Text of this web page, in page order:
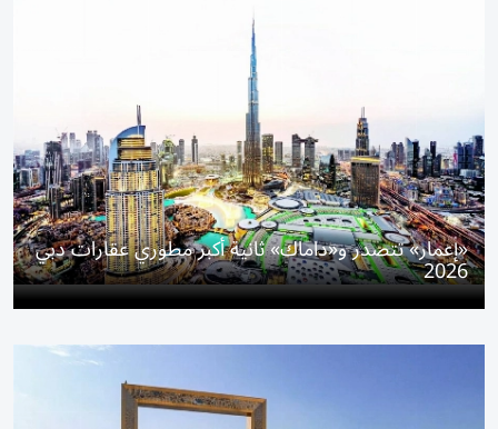
«إعمار» تتصدر و«داماك» ثانية أكبر مطوري عقارات دبي
2026